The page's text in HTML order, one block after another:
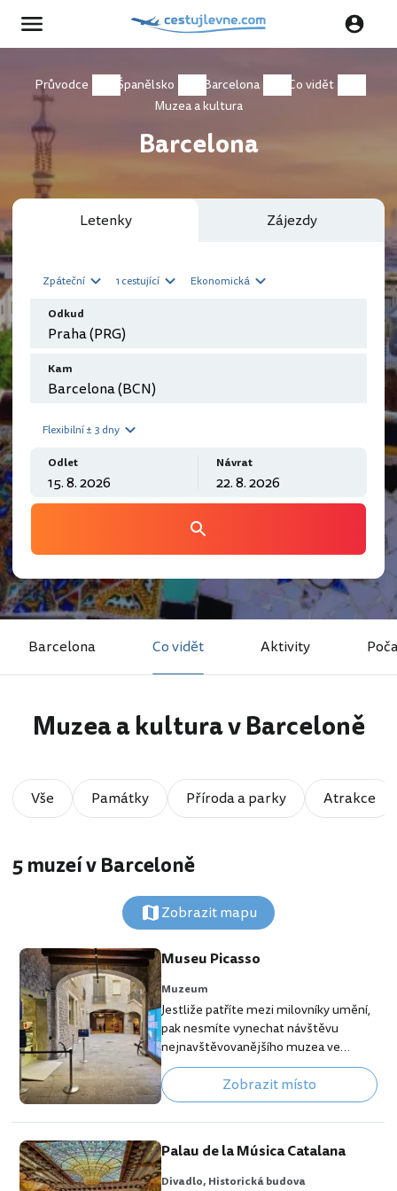
Průvodce Španělsko Barcelona
Co vidět
Muzea a kultura
Barcelona
Letenky Zájezdy
Zpáteční 1 cestující Ekonomická
Odkud
Kam
Flexibilní ± 3 dny
Odlet Návrat
Barcelona Co vidět Aktivity
Muzea a kultura v Barceloně
Vše Památky Příroda a parky Atrakce
5 muzeí v Barceloně
Zobrazit mapu
Museu Picasso
Muzeum
Jestliže patříte mezi milovníky umění,
pak nesmíte vynechat návštěvu
nejnavštěvovanějšího muzea ve
městě, které ukrývá nejbohatší sbírku
slavných Picassových děl. V muzeu
najdete malby, kresby, litografie a
rytiny z různých umělcových období.
[btn "Nejlepší ubytování v Barceloně"
https://www.booking.com/city/es/bar
celona.cs.html?aid=355333;label=p-
Zobrazit místo
Palau de la Música Catalana
Divadlo, Historická budova